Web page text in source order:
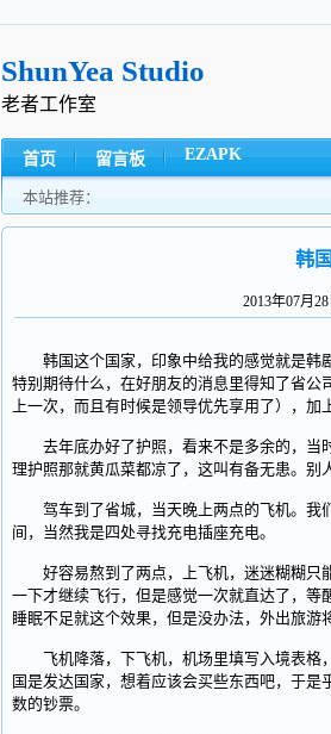
ShunYea Studio
老者工作室
首页 留言板 EZAPK
本站推荐：
韩
2013年07月
韩国这个国家，印象中给我的感觉就是韩
特别期待什么，在好朋友的消息里得知了省
上一次，而且有时候是领导优先享用了），
去年底办好了护照，看来不是多余的，当
理护照那就黄瓜菜都凉了，这叫有备无患。别
驾车到了省城，当天晚上两点的飞机。我
间，当然我是四处寻找充电插座充电。
好容易熬到了两点，上飞机，迷迷糊糊只
一下才继续飞行，但是感觉一次就直达了，等
睡眠不足就这个效果，但是没办法，外出旅游
飞机降落，下飞机，机场里填写入境表格
国是发达国家，想着应该会买些东西吧，于是
数的钞票。